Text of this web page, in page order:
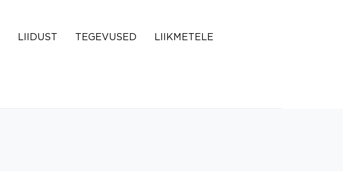
LIIDUST TEGEVUSED LIIKMETELE